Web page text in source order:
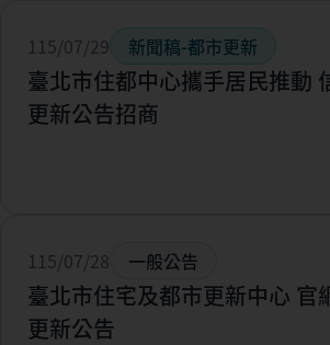
115/07/29 新聞稿-都市更新
臺北市住都中心攜手居民推動 信維整宅都市
更新公告招商
115/07/28 一般公告
臺北市住宅及都市更新中心 官
更新公告